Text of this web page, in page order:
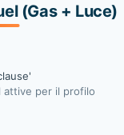
(Gas + Luce)
attive per il profilo